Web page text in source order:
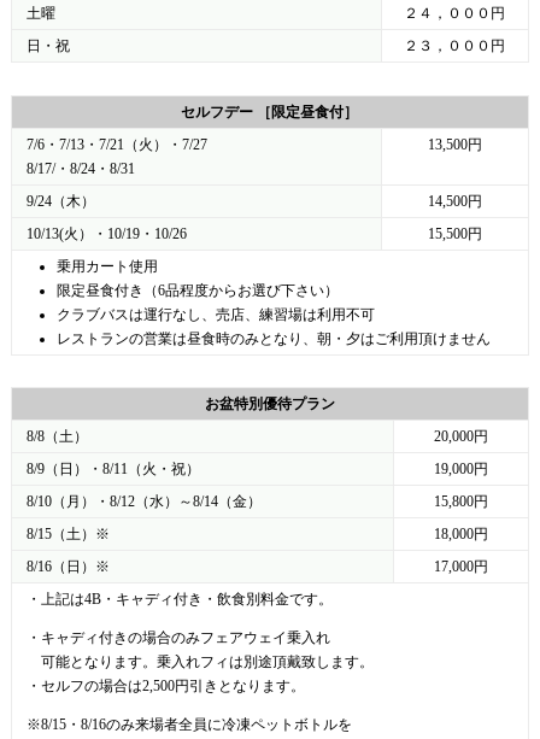
土曜
２４，０００円
日・祝
２３，０００円
セルフデー ［限定昼食付］
7/6・7/13・7/21（火）・7/27
8/17/・8/24・8/31
13,500円
9/24（木）
14,500円
10/13(火）・10/19・10/26
15,500円
乗用カート使用
限定昼食付き（6品程度からお選び下さい）
クラブバスは運行なし、売店、練習場は利用不可
レストランの営業は昼食時のみとなり、朝・夕はご利用頂けません
お盆特別優待プラン
8/8（土）
20,000円
8/9（日）・8/11（火・祝）
19,000円
8/10（月）・8/12（水）～8/14（金）
15,800円
8/15（土）※
18,000円
8/16（日）※
17,000円
・上記は4B・キャディ付き・飲食別料金です。
・キャディ付きの場合のみフェアウェイ乗入れ
可能となります。乗入れフィは別途頂戴致します。
・セルフの場合は2,500円引きとなります。
※8/15・8/16のみ来場者全員に冷凍ペットボトルを